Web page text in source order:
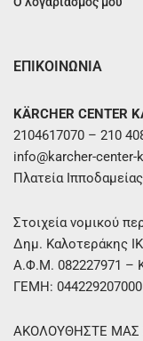
ΕΠΙΚΟΙΝΩΝΙΑ
KÄRCHER CENTER
2104617070 – 210
info@karcher-
Πλατεία
Στοιχεία νομικού
Δημ. Καλοτεράκης
Α.Φ.Μ. 082227971 –
ΓΕΜΗ: 044229207000
ΑΚΟΛΟΥΘΗΣΤΕ ΜΑΣ